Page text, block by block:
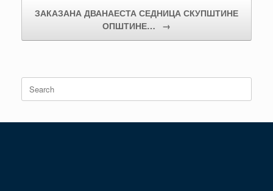
ЗАКАЗАНА ДВАНАЕСТА СЕДНИЦА СКУПШТИНЕ
ОПШТИНЕ…
→
for: